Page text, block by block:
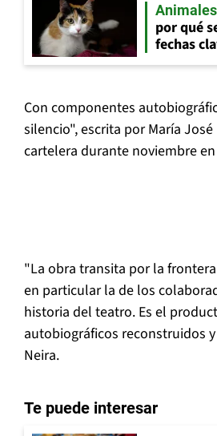
Animales
por qué
fechas
Con componentes
silencio", escrita por María
cartelera durante noviembre
"La obra transita por la
en particular la de los
historia del teatro. Es el
autobiográficos reconstruidos
Neira.
Te puede interesar